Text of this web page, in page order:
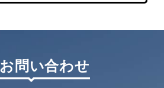
お問い合わせ